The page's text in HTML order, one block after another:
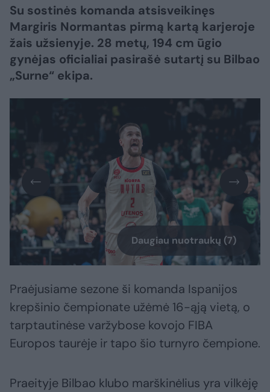
Su sostinės komanda atsisveikinęs
Margiris Normantas pirmą kartą karjeroje
žais užsienyje. 28 metų, 194 cm ūgio
gynėjas oficialiai pasirašė sutartį su Bilbao
„Surne“ ekipa.
Daugiau nuotraukų (7)
Praėjusiame sezone ši komanda Ispanijos
krepšinio čempionate užėmė 16-ąją vietą, o
tarptautinėse varžybose kovojo FIBA
Europos taurėje ir tapo šio turnyro čempione.
Praeityje Bilbao klubo marškinėlius yra vilkėję